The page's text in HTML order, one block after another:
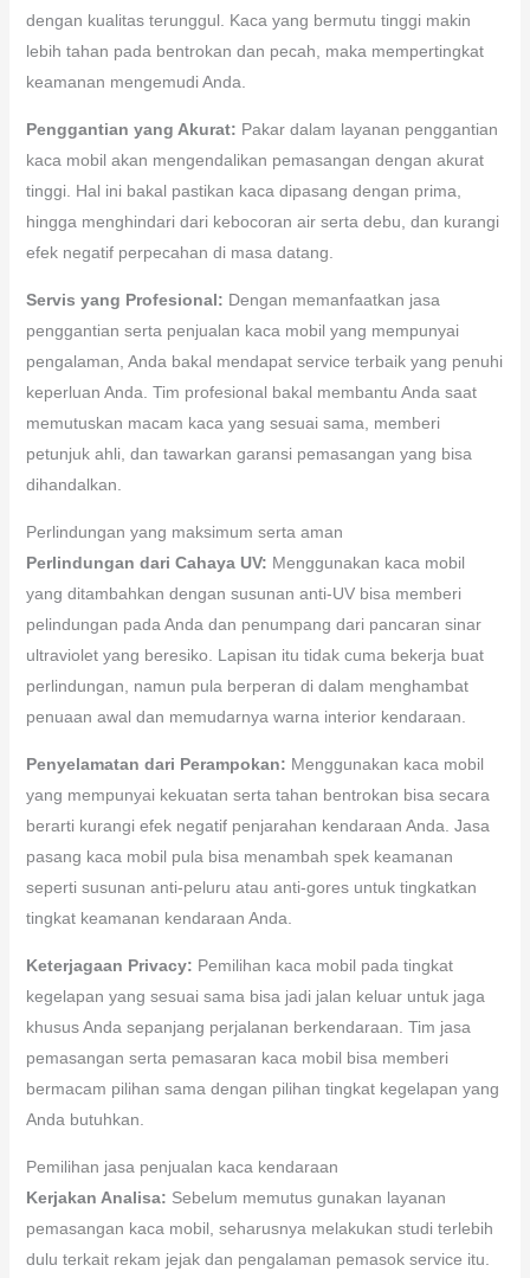
dengan kualitas terunggul. Kaca yang bermutu tinggi makin
lebih tahan pada bentrokan dan pecah, maka mempertingkat
keamanan mengemudi Anda.
Penggantian yang Akurat: Pakar dalam layanan penggantian
kaca mobil akan mengendalikan pemasangan dengan akurat
tinggi. Hal ini bakal pastikan kaca dipasang dengan prima,
hingga menghindari dari kebocoran air serta debu, dan kurangi
efek negatif perpecahan di masa datang.
Servis yang Profesional: Dengan memanfaatkan jasa
penggantian serta penjualan kaca mobil yang mempunyai
pengalaman, Anda bakal mendapat service terbaik yang penuhi
keperluan Anda. Tim profesional bakal membantu Anda saat
memutuskan macam kaca yang sesuai sama, memberi
petunjuk ahli, dan tawarkan garansi pemasangan yang bisa
dihandalkan.
Perlindungan yang maksimum serta aman
Perlindungan dari Cahaya UV: Menggunakan kaca mobil
yang ditambahkan dengan susunan anti-UV bisa memberi
pelindungan pada Anda dan penumpang dari pancaran sinar
ultraviolet yang beresiko. Lapisan itu tidak cuma bekerja buat
perlindungan, namun pula berperan di dalam menghambat
penuaan awal dan memudarnya warna interior kendaraan.
Penyelamatan dari Perampokan: Menggunakan kaca mobil
yang mempunyai kekuatan serta tahan bentrokan bisa secara
berarti kurangi efek negatif penjarahan kendaraan Anda. Jasa
pasang kaca mobil pula bisa menambah spek keamanan
seperti susunan anti-peluru atau anti-gores untuk tingkatkan
tingkat keamanan kendaraan Anda.
Keterjagaan Privacy: Pemilihan kaca mobil pada tingkat
kegelapan yang sesuai sama bisa jadi jalan keluar untuk jaga
khusus Anda sepanjang perjalanan berkendaraan. Tim jasa
pemasangan serta pemasaran kaca mobil bisa memberi
bermacam pilihan sama dengan pilihan tingkat kegelapan yang
Anda butuhkan.
Pemilihan jasa penjualan kaca kendaraan
Kerjakan Analisa: Sebelum memutus gunakan layanan
pemasangan kaca mobil, seharusnya melakukan studi terlebih
dulu terkait rekam jejak dan pengalaman pemasok service itu.